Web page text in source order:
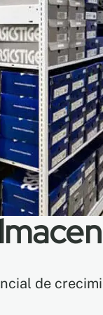
de